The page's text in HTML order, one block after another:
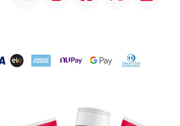
ELO AMEX NuPay Google PayDiners Club
Destaque